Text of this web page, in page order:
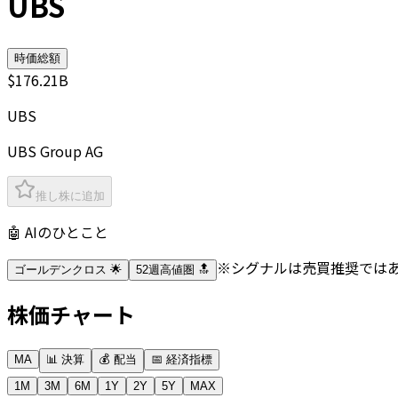
時価総額
$176.21B
UBS
UBS Group AG
推し株に追加
🤖 AIのひとこと
ゴールデンクロス 🌟 52週高値圏 🔝 ※シグナルは売買推奨では
株価チャート
MA 📊 決算 💰 配当
📅 経済指標
1M
3M 6M 1Y 2Y 5Y MAX